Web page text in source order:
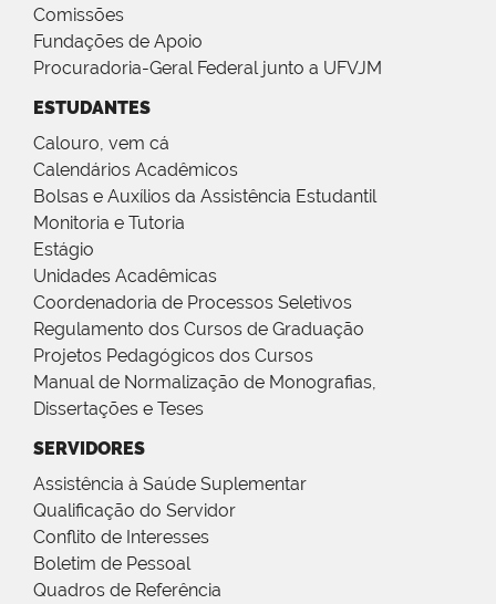
Comissões
Fundações de Apoio
Procuradoria-Geral Federal junto a UFVJM
ESTUDANTES
Calouro, vem cá
Calendários Acadêmicos
Bolsas e Auxílios da Assistência Estudantil
Monitoria e Tutoria
Estágio
Unidades Acadêmicas
Coordenadoria de Processos Seletivos
Regulamento dos Cursos de Graduação
Projetos Pedagógicos dos Cursos
Manual de Normalização de Monografias,
Dissertações e Teses
SERVIDORES
Assistência à Saúde Suplementar
Qualificação do Servidor
Conflito de Interesses
Boletim de Pessoal
Quadros de Referência